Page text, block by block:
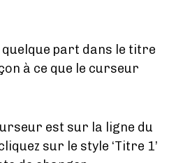
part dans le titre
à ce que le curseur
est sur la ligne du
sur le style ‘Titre 1’